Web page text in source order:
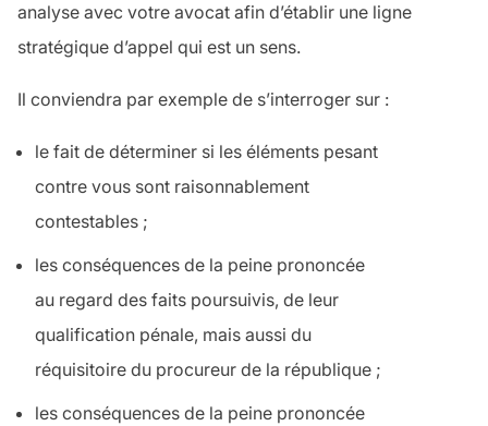
analyse avec votre avocat afin d’établir une ligne
stratégique d’appel qui est un sens.
Il conviendra par exemple de s’interroger sur :
le fait de déterminer si les éléments pesant
contre vous sont raisonnablement
contestables ;
les conséquences de la peine prononcée
au regard des faits poursuivis, de leur
qualification pénale, mais aussi du
réquisitoire du procureur de la république ;
les conséquences de la peine prononcée